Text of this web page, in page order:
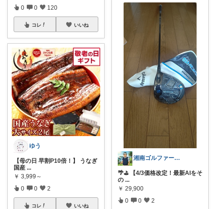
0 0 120
コレ いいね
ゆう
【母の日 早割P10倍！】 うなぎ
国産 ...
￥ 3,999～
0 0 2
コレ いいね
湘南ゴルファー｜還暦からのスコアアップ術
​🌴⛳️ 【4/3価格改定！最新AIをそ
の ...
￥ 29,900
0 0 2